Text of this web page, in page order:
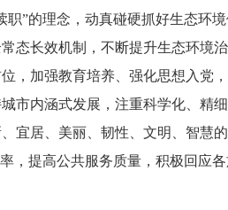
”的理念，动真碰硬抓好生态环
态长效机制，不断提升生态环境
，加强教育培养、强化思想入党
市内涵式发展，注重科学化、精
宜居、美丽、韧性、文明、智慧
，提高公共服务质量，积极回应